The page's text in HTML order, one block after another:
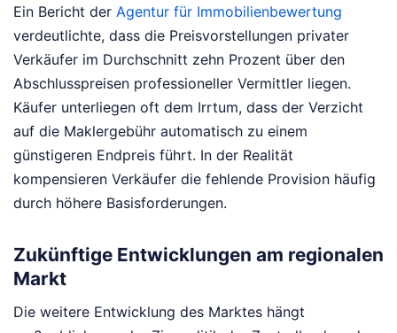
Ein Bericht der Agentur für Immobilienbewertung
verdeutlichte, dass die Preisvorstellungen privater
Verkäufer im Durchschnitt zehn Prozent über den
Abschlusspreisen professioneller Vermittler liegen.
Käufer unterliegen oft dem Irrtum, dass der Verzicht
auf die Maklergebühr automatisch zu einem
günstigeren Endpreis führt. In der Realität
kompensieren Verkäufer die fehlende Provision häufig
durch höhere Basisforderungen.
Zukünftige Entwicklungen am regionalen
Markt
Die weitere Entwicklung des Marktes hängt